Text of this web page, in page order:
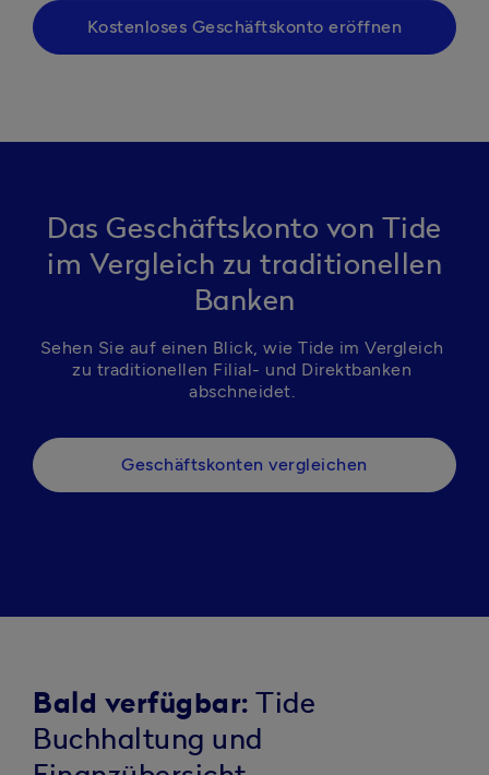
Kostenloses Geschäftskonto eröffnen
Das Geschäftskonto von Tide
im Vergleich zu traditionellen
Banken
Sehen Sie auf einen Blick, wie Tide im Vergleich
zu traditionellen Filial- und Direktbanken
abschneidet.
Geschäftskonten vergleichen
Bald verfügbar: Tide
Buchhaltung und